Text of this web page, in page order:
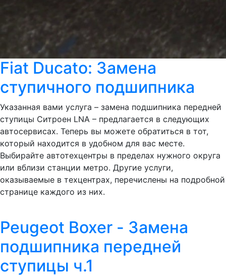
Fiat Ducato: Замена
ступичного подшипника
Указанная вами услуга – замена подшипника передней
ступицы Ситроен LNA – предлагается в следующих
автосервисах. Теперь вы можете обратиться в тот,
который находится в удобном для вас месте.
Выбирайте автотехцентры в пределах нужного округа
или вблизи станции метро. Другие услуги,
оказываемые в техцентрах, перечислены на подробной
странице каждого из них.
Peugeot Boxer - Замена
подшипника передней
ступицы ч.1